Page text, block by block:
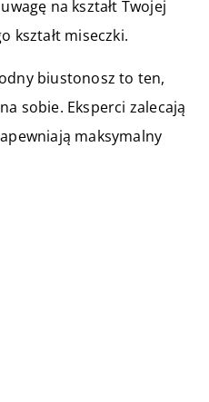
na kształt Twojej
kształt miseczki.
biustonosz to ten,
sobie. Eksperci zalecają
maksymalny